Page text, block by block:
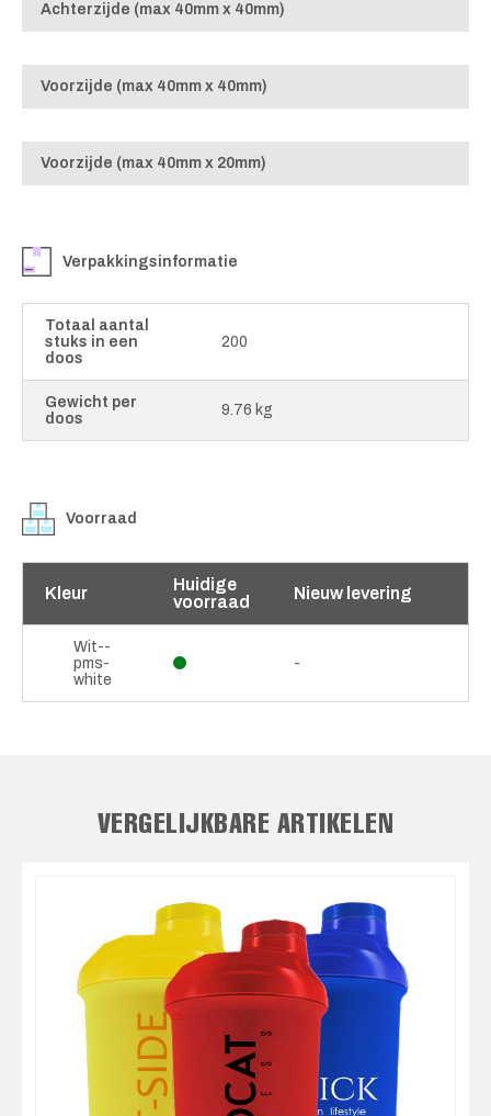
Achterzijde (max 40mm x 40mm)
Voorzijde (max 40mm x 40mm)
Voorzijde (max 40mm x 20mm)
Verpakkingsinformatie
Totaal aantal
stuks in een
doos
200
Gewicht per
doos
9.76 kg
Voorraad
Kleur
Huidige
voorraad
Nieuw levering
Wit--
pms-
white
-
VERGELIJKBARE ARTIKELEN